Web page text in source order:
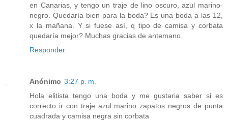
en Canarias, y tengo un traje de lino oscuro, azul marino-
negro. Quedaría bien para la boda? Es una boda a las 12,
x la mañana. Y si fuese así, q tipo de camisa y corbata
quedaría mejor? Muchas gracias de antemano.
Responder
Anónimo 3:27 p. m.
Hola elitista tengo una boda y me gustaria saber si es
correcto ir con traje azul marino zapatos negros de punta
cuadrada y camisa negra sin corbata